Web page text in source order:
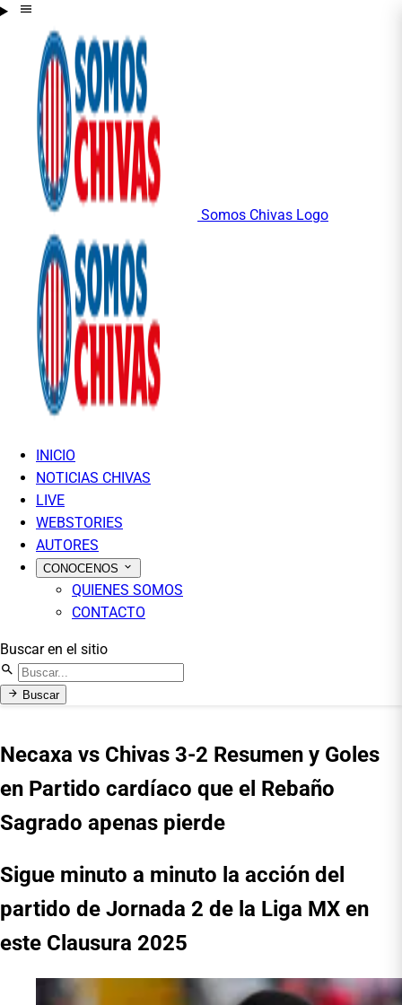
Somos Chivas Logo
INICIO
NOTICIAS CHIVAS
LIVE
WEBSTORIES
AUTORES
CONOCENOS
QUIENES SOMOS
CONTACTO
Buscar en el sitio
Buscar
Necaxa vs Chivas 3-2 Resumen y Goles
en Partido cardíaco que el Rebaño
Sagrado apenas pierde
Sigue minuto a minuto la acción del
partido de Jornada 2 de la Liga MX en
este Clausura 2025